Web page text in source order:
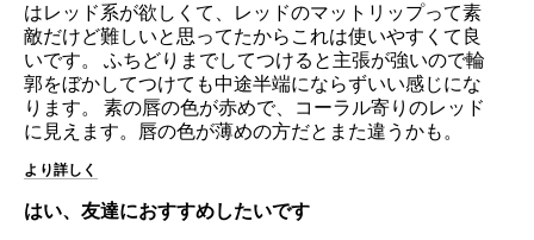
はレッド系が欲しくて、レッドのマットリップって素
敵だけど難しいと思ってたからこれは使いやすくて良
いです。 ふちどりまでしてつけると主張が強いので輪
郭をぼかしてつけても中途半端にならずいい感じにな
ります。 素の唇の色が赤めで、コーラル寄りのレッド
に見えます。唇の色が薄めの方だとまた違うかも。
より詳しく
はい、友達におすすめしたいです